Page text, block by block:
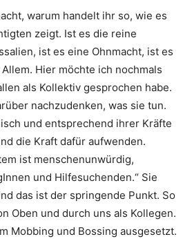
warum handelt ihr so, wie es
zeigt. Ist es die reine
ist es eine Ohnmacht, ist es
Hier möchte ich nochmals
als Kollektiv gesprochen habe.
nachzudenken, was sie tun.
und entsprechend ihrer Kräfte
die Kraft dafür aufwenden.
ist menschenunwürdig,
und Hilfesuchenden.“ Sie
das ist der springende Punkt. So
Oben und durch uns als Kollegen.
Mobbing und Bossing ausgesetzt.